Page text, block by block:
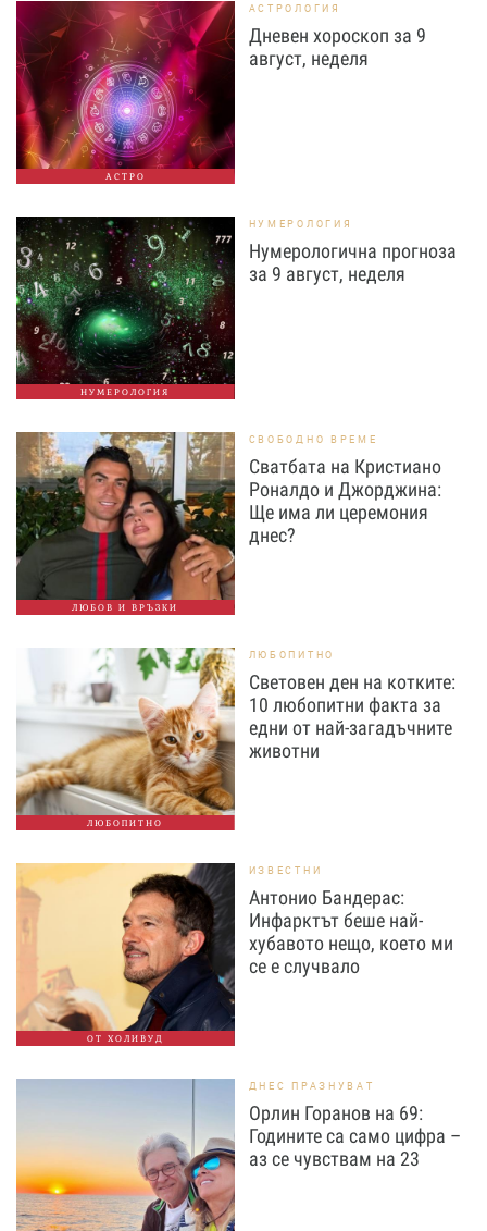
АСТРО
АСТРОЛОГИЯ
Дневен хороскоп за 9
август, неделя
НУМЕРОЛОГИЯ
НУМЕРОЛОГИЯ
Нумерологична прогноза
за 9 август, неделя
ЛЮБОВ И ВРЪЗКИ
СВОБОДНО ВРЕМЕ
Сватбата на Кристиано
Роналдо и Джорджина:
Ще има ли церемония
днес?
ЛЮБОПИТНО
ЛЮБОПИТНО
Световен ден на котките:
10 любопитни факта за
едни от най-загадъчните
животни
ОТ ХОЛИВУД
ИЗВЕСТНИ
Антонио Бандерас:
Инфарктът беше най-
хубавото нещо, което ми
се е случвало
ДНЕС ПРАЗНУВАТ
Орлин Горанов на 69:
Годините са само цифра –
аз се чувствам на 23